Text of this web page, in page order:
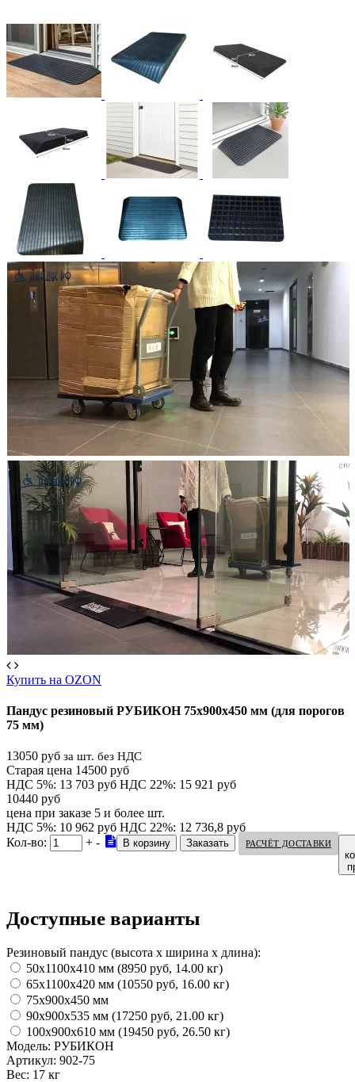
Купить на OZON
Пандус резиновый РУБИКОН 75х900х450 мм (для порогов
75 мм)
13050 руб за шт. без НДС
Старая цена 14500 руб
НДС 5%: 13 703 руб НДС 22%: 15 921 руб
10440 руб
цена при заказе 5 и более шт.
НДС 5%: 10 962 руб НДС 22%: 12 736,8 руб
Кол-во:
+ - РАСЧЁТ ДОСТАВКИ
Доступные варианты
Резиновый пандус (высота х ширина х длина):
50х1100х410 мм (8950 руб, 14.00 кг)
65х1100х420 мм (10550 руб, 16.00 кг)
75х900х450 мм
90х900х535 мм (17250 руб, 21.00 кг)
100х900х610 мм (19450 руб, 26.50 кг)
Модель: РУБИКОН
Артикул: 902-75
Вес: 17 кг